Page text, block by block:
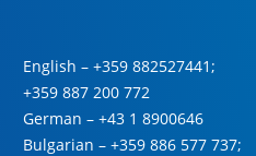
English – +359 882527441 ;
+359 887 200 772
German – +43 1 8900646
Bulgarian – +359 886 577 737;